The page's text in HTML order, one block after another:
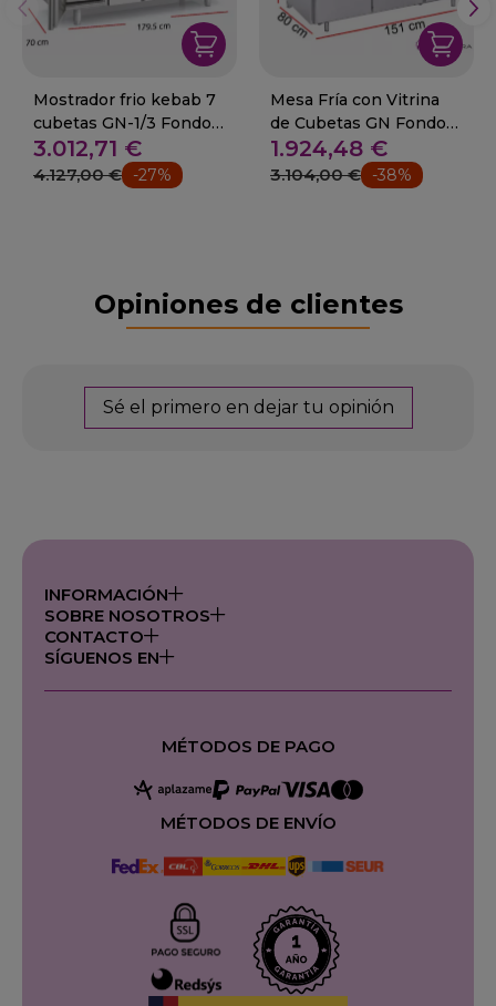
Mostrador frio kebab 7
cubetas GN-1/3 Fondo
70 cm.
3.012,71 €
4.127,00 € -27%
Mesa Fría con Vitrina
de Cubetas GN Fondo
80 cm 93-FIG-
PZ2600TN+
1.924,48 €
3.104,00 € -38%
Opiniones de clientes
Sé el primero en dejar tu opinión
INFORMACIÓN
SOBRE NOSOTROS
CONTACTO
SÍGUENOS EN
MÉTODOS DE PAGO
MÉTODOS DE ENVÍO